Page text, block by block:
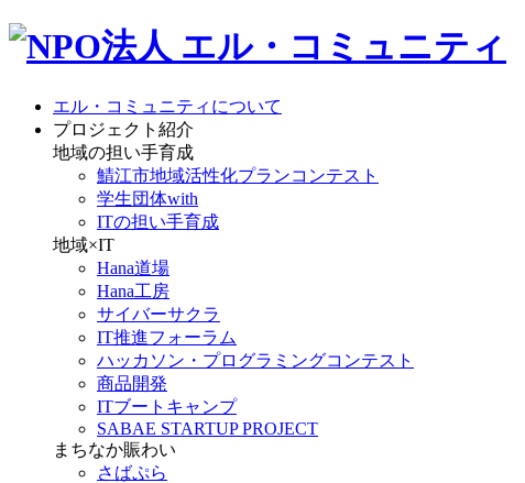
エル・コミュニティについて
プロジェクト紹介
地域の担い手育成
鯖江市地域活性化プランコンテスト
学生団体with
ITの担い手育成
地域×IT
Hana道場
Hana工房
サイバーサクラ
IT推進フォーラム
ハッカソン・プログラミングコンテスト
商品開発
ITブートキャンプ
SABAE STARTUP PROJECT
まちなか賑わい
さばぷら